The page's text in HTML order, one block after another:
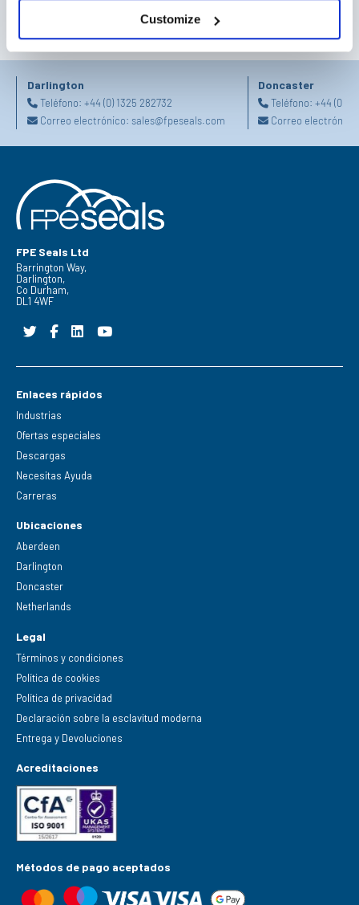
Customize
Darlington
Teléfono: +44 (0) 1325 282732
Correo electrónico: sales@fpeseals.com
Doncaster
Teléfono:+44 (0)
Correo
FPE Seals Ltd
Barrington Way,
Darlington,
Co Durham,
DL1 4WF
Enlaces rápidos
Industrias
Ofertas especiales
Descargas
Necesitas Ayuda
Carreras
Ubicaciones
Aberdeen
Darlington
Doncaster
Netherlands
Legal
Términos y condiciones
Política de cookies
Política de privacidad
Declaración sobre la esclavitud moderna
Entrega y Devoluciones
Acreditaciones
Métodos de pago aceptados